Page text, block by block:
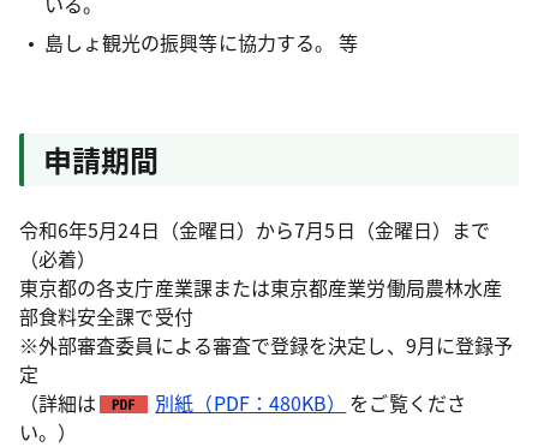
島しょ観光の振興等に協力する。 等
申請期間
令和6年5月24日（金曜日）から7月5日（金曜日）まで
（必着）
東京都の各支庁産業課または東京都産業労働局農林水産
部食料安全課で受付
※外部審査委員による審査で登録を決定し、9月に登録予
定
（詳細は
別紙（PDF：480KB）
をご覧くださ
い。）